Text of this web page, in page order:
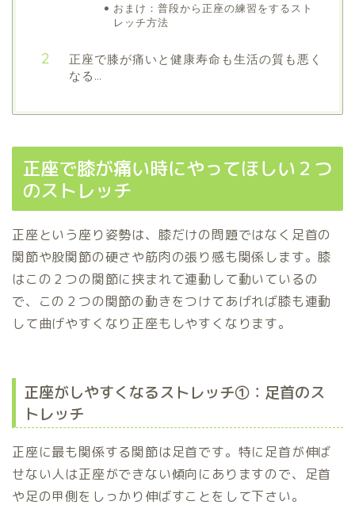
おまけ：普段から正座の練習をするスト
レッチ方法
正座で膝が痛いと健康寿命も生活の質も悪く
なる…
正座で膝が痛い時にやってほしい２つ
のストレッチ
正座という座り姿勢は、膝だけの問題ではなく足首の
関節や股関節の硬さや筋肉の張り感も関係します。膝
はこの２つの関節に挟まれて連動して動いているの
で、この２つの関節の動きをつけてあげれば膝も連動
して曲げやすくなり正座もしやすくなります。
正座がしやすくなるストレッチ①：足首のス
トレッチ
正座に最も関係する関節は足首です。特に足首が伸ば
せない人は正座ができない傾向にありますので、足首
や足の甲側をしっかり伸ばすことをして下さい。